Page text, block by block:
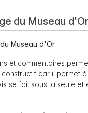
du Museau d'Or
Museau d'Or
et commentaires
car il
se fait sous la seule